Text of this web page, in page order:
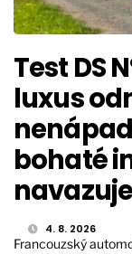
Test DS
luxus
bohaté
4. 8. 2026
Francouzský